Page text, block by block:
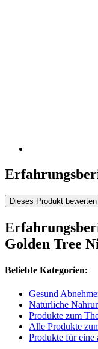
Dieses Produkt bewerten
Golden Tree
Beliebte Kategorien:
Gesund
Natürliche
Produkte zum
Alle Produkte
Produkte für eine